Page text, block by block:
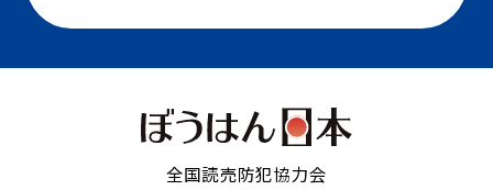
全国読売防犯協力会